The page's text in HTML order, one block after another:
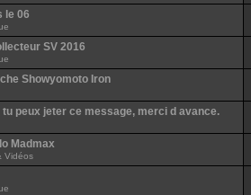
le 06
SV 2016
Showyomoto Iron
tu peux jeter ce message, merci d avance.
Madmax
Vidéos